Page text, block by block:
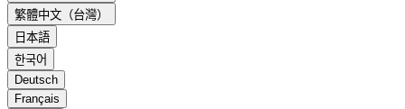
繁體中文（台灣）
日本語
한국어
Deutsch
Français